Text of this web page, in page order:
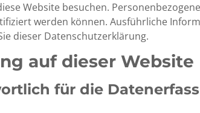
Website besuchen.
werden können. Ausführliche
dieser Datenschutzerklärung.
auf dieser Website
für die